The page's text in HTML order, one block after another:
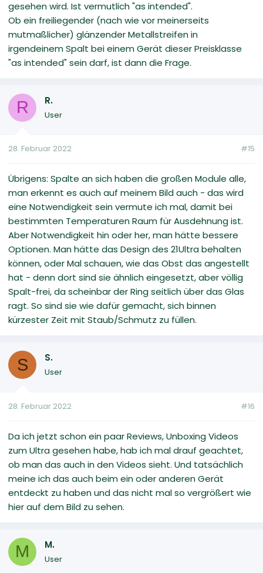
gesehen wird. Ist vermutlich "as intended".
Ob ein freiliegender (nach wie vor meinerseits
mutmaßlicher) glänzender Metallstreifen in
irgendeinem Spalt bei einem Gerät dieser Preisklasse
"as intended" sein darf, ist dann die Frage.
R R.
User
28. Februar 2022 #15
Übrigens: Spalte an sich haben die großen Module alle,
man erkennt es auch auf meinem Bild auch - das wird
eine Notwendigkeit sein vermute ich mal, damit bei
bestimmten Temperaturen Raum für Ausdehnung ist.
Aber Notwendigkeit hin oder her, man hätte bessere
Optionen. Man hätte das Design des 21Ultra behalten
können, oder Mal schauen, wie das Obst das angestellt
hat - denn dort sind sie ähnlich eingesetzt, aber völlig
Spalt-frei, da scheinbar der Ring seitlich über das Glas
ragt. So sind sie wie dafür gemacht, sich binnen
kürzester Zeit mit Staub/Schmutz zu füllen.
S S.
User
28. Februar 2022 #16
Da ich jetzt schon ein paar Reviews, Unboxing Videos
zum Ultra gesehen habe, hab ich mal drauf geachtet,
ob man das auch in den Videos sieht. Und tatsächlich
meine ich das auch beim ein oder anderen Gerät
entdeckt zu haben und das nicht mal so vergrößert wie
hier auf dem Bild zu sehen.
M M.
User